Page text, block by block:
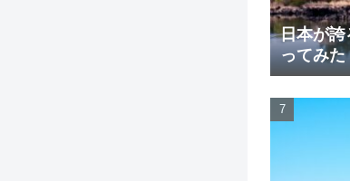
日本が誇
ってみた